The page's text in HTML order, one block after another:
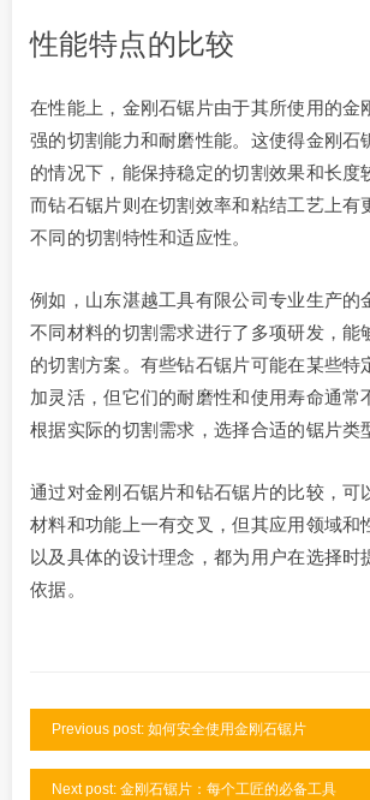
性能特点的比较
在性能上，金刚石锯片由于其所使用的金
强的切割能力和耐磨性能。这使得金刚石
的情况下，能保持稳定的切割效果和长度
而钻石锯片则在切割效率和粘结工艺上有
不同的切割特性和适应性。
例如，山东湛越工具有限公司专业生产的
不同材料的切割需求进行了多项研发，能
的切割方案。有些钻石锯片可能在某些特
加灵活，但它们的耐磨性和使用寿命通常
根据实际的切割需求，选择合适的锯片类
通过对金刚石锯片和钻石锯片的比较，可
材料和功能上一有交叉，但其应用领域和
以及具体的设计理念，都为用户在选择时
依据。
Previous post: 如何安全使用金刚石锯片
Next post: 金刚石锯片：每个工匠的必备工具